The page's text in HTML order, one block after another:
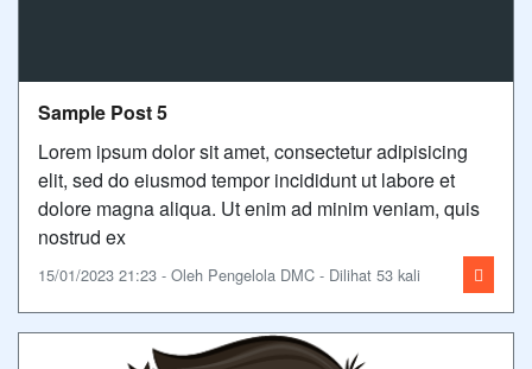
Sample Post 5
Lorem ipsum dolor sit amet, consectetur adipisicing
elit, sed do eiusmod tempor incididunt ut labore et
dolore magna aliqua. Ut enim ad minim veniam, quis
nostrud ex
15/01/2023 21:23 - Oleh Pengelola DMC - Dilihat 53 kali